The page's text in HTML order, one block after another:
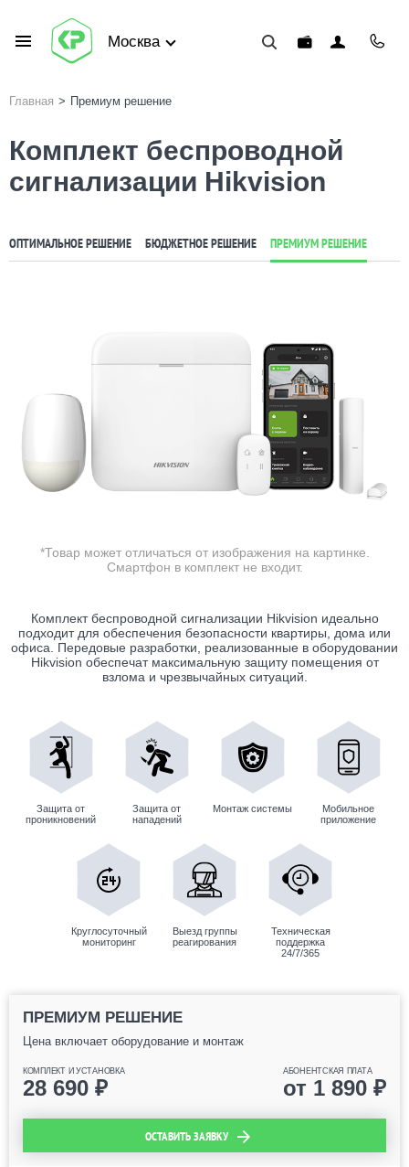
Москва
Главная > Премиум решение
Комплект беспроводной
сигнализации Hikvision
ОПТИМАЛЬНОЕ РЕШЕНИЕ БЮДЖЕТНОЕ РЕШЕНИЕ ПРЕМИУМ РЕШЕНИЕ
*Товар может отличаться от изображения на картинке.
Смартфон в комплект не входит.
Комплект беспроводной сигнализации Hikvision идеально
подходит для обеспечения безопасности квартиры, дома или
офиса. Передовые разработки, реализованные в оборудовании
Hikvision обеспечат максимальную защиту помещения от
взлома и чрезвычайных ситуаций.
Защита от
проникновений
Защита от
нападений
Монтаж системы
Мобильное
приложение
Круглосуточный
мониторинг
Выезд группы
реагирования
Техническая
поддержка
24/7/365
ПРЕМИУМ РЕШЕНИЕ
Цена включает оборудование и монтаж
КОМПЛЕКТ И УСТАНОВКА
28 690 ₽
АБОНЕНТСКАЯ ПЛАТА
от 1 890 ₽
ОСТАВИТЬ ЗАЯВКУ